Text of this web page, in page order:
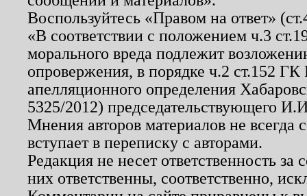
Воспользуйтесь «Правом на ответ»
«В соответствии с положением ч.3
морального вреда подлежит
опровержения, в порядке ч.2 ст.152
апелляционного определения
5325/2012) председательствующего
Мнения авторов материалов не
вступает в переписку с авторами.
Редакция не несет ответственность
них ответственны, соответственно,